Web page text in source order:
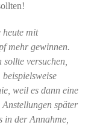
heute mit
mehr gewinnen.
versuchen,
weil es dann eine
später
in der Annahme,